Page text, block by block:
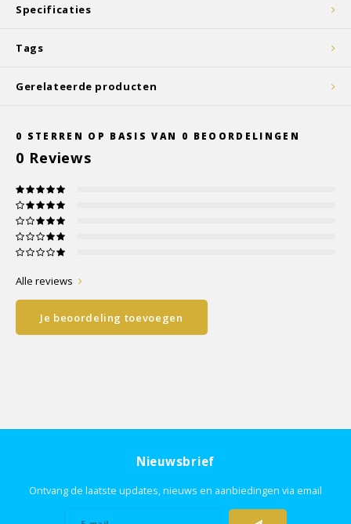
Specificaties
Tags
Gerelateerde producten
0 STERREN OP BASIS VAN 0 BEOORDELINGEN
0 Reviews
Alle reviews
Je beoordeling toevoegen
Nieuwsbrief
Ontvang de laatste updates, nieuws en aanbiedingen via email